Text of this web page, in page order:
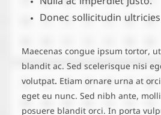
Nulla ac imperdiet justo.
Donec sollicitudin
Maecenas congue ipsum tortor,
blandit ac. Sed scelerisque nisi
volutpat. Etiam ornare urna at
eget eu nunc. Sed nibh ante,
posuere blandit orci. In porta